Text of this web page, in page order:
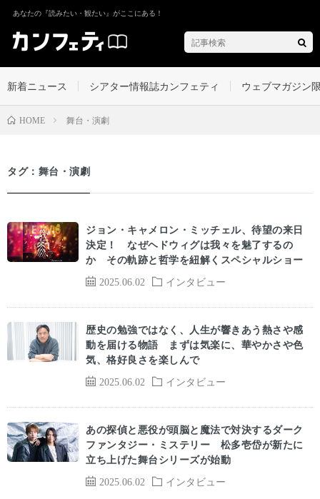
あなたの『読みたい・観たい』がここにある！
新着ニュース シアター情報誌カンフェティ ウェブマガジン
HOME 舞台・演劇
タグ：舞台・演劇
2025.06.02 インタビュー
ジョン・キャメロン・ミッチェル、待望の来日
決定！ なぜヘドウィグは我々を魅了するの
か その軌跡と哲学を紐解くスペシャルショー
2025.06.02 インタビュー
歴史の勉強ではなく、人生が響きあう熱さや感
動を届ける物語 まずは気楽に、華やかさや色
気、格好良さを楽しんで
2025.06.02 インタビュー
あの探偵と悪役が頭脳と魔法で対決するダーク
ファンタジー・ミステリー 松多壱岱が新たに
立ち上げた舞台シリーズが始動